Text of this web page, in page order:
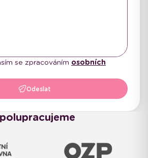
se zpracováním osobních
Odeslat